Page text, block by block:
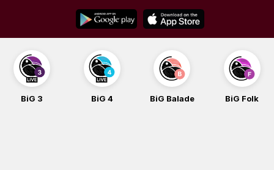
content
BiG 3 BiG 4 BiG Balade BiG Folk